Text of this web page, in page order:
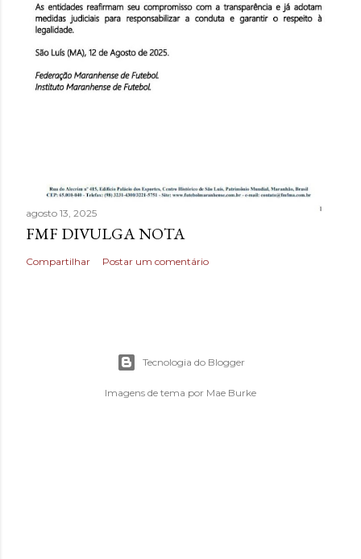
agosto 13, 2025
FMF DIVULGA NOTA
Compartilhar Postar um comentário
Tecnologia do Blogger
Imagens de tema por Mae Burke